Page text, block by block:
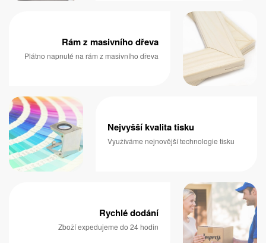
Rám z masivního dřeva
Plátno napnuté na rám z masivního dřeva
Nejvyšší kvalita tisku
Využíváme nejnovější technologie tisku
Rychlé dodání
Zboží expedujeme do 24 hodin